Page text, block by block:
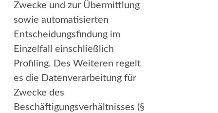
Zwecke und zur Übermittlung
sowie automatisierten
Entscheidungsfindung im
Einzelfall einschließlich
Profiling. Des Weiteren regelt
es die Datenverarbeitung für
Zwecke des
Beschäftigungsverhältnisses (§